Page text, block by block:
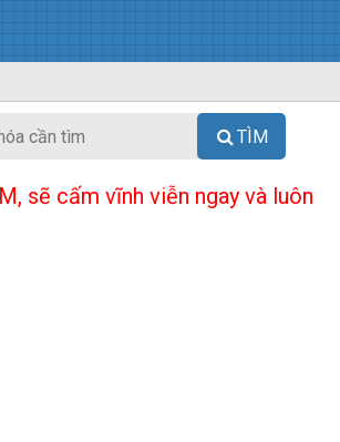
TÌM
sẽ cấm vĩnh viễn ngay và luôn